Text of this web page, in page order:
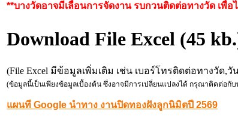
**บางวัดอาจมีเลื่อนการจัดงาน รบกวนติดต่อทางวัด เพื่
Download File Excel (45
(File Excel มีข้อมูลเพิ่มเติม เช่น เบอร์โทรติดต่อทางวัด
(ข้อมูลนี้เป็นเพียงข้อมูลเบื้องต้น ซึ่งอาจมีการเปลี่ยนแปลงได้ กรุณาติดต่อกั
แผนที Google นำทาง งานปิดทองฝังลูกนิมิตปี 2569